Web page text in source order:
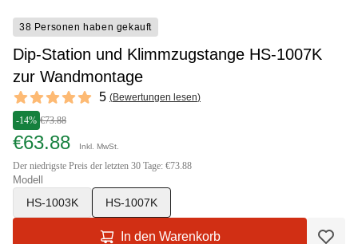
38 Personen haben gekauft
Dip-Station und Klimmzugstange HS-1007K
zur Wandmontage
Reviews
5 out of 5 stars 5 (Bewertungen lesen)
-14% €73.88
€63.88 Inkl. MwSt.
Der niedrigste Preis der letzten 30 Tage: €73.88
Modell
HS-1003K HS-1007K
In den Warenkorb